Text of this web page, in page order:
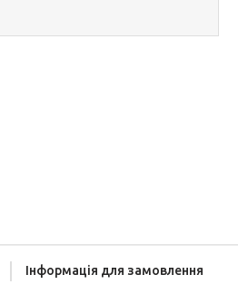
Інформація для замовлення